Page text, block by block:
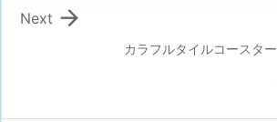
カラフルタイルコースター

Next